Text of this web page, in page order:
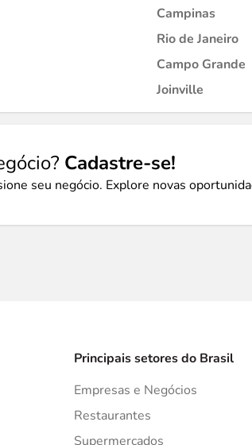
Campinas
Rio de Janeiro
Campo Grande
Joinville
Cadastre-se!
seu negócio. Explore novas
Principais setores do Brasil
Empresas e Negócios
Restaurantes
Supermercados